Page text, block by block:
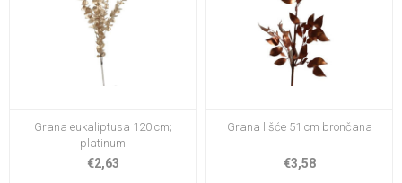
Grana eukaliptusa 120 cm;
platinum
€2,63
Grana lišće 51 cm brončana
€3,58